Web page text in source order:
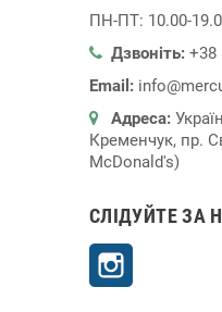
ПН-ПТ: 10.00-
Дзвоніть: +38
Email:
Адреса:
Кременчук, пр.
McDonald's)
СЛІДУЙТЕ ЗА